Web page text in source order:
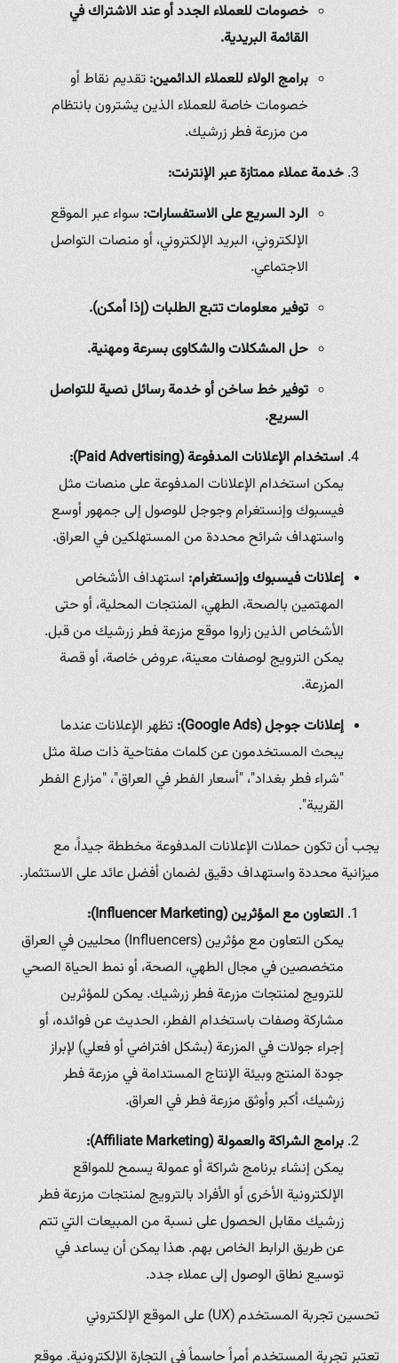
خصومات للعملاء الجدد أو عند الاشتراك في
القائمة البريدية.
برامج الولاء للعملاء الدائمين:تقديم نقاط أو
خصومات خاصة للعملاء الذين يشترون بانتظام
من مزرعة فطر زرشيك.
خدمة عملاء ممتازة عبر الإنترنت:
الرد السريع على الاستفسارات:سواء عبر الموقع
الإلكتروني، البريد الإلكتروني، أو منصات التواصل
الاجتماعي.
توفير معلومات تتبع الطلبات (إذا أمكن).
حل المشكلات والشكاوى بسرعة ومهنية.
توفير خط ساخن أو خدمة رسائل نصية للتواصل
السريع.
استخدام الإعلانات المدفوعة (Paid Advertising):
يمكن استخدام الإعلانات المدفوعة على منصات مثل
فيسبوك وإنستغرام وجوجل للوصول إلى جمهور أوسع
واستهداف شرائح محددة من المستهلكين في العراق.
إعلانات فيسبوك وإنستغرام:استهداف الأشخاص
المهتمين بالصحة، الطهي، المنتجات المحلية، أو حتى
الأشخاص الذين زاروا موقع مزرعة فطر زرشيك من قبل.
يمكن الترويج لوصفات معينة، عروض خاصة، أو قصة
المزرعة.
إعلانات جوجل (Google Ads):
تظهر الإعلانات عندما
يبحث المستخدمون عن كلمات مفتاحية ذات صلة مثل
"شراء فطر بغداد"، "أسعار الفطر في العراق"، "مزارع الفطر
القريبة".
يجب أن تكون حملات الإعلانات المدفوعة مخططة جيداً، مع
ميزانية محددة واستهداف دقيق لضمان أفضل عائد على الاستثمار.
التعاون مع المؤثرين (Influencer Marketing):
يمكن التعاون مع مؤثرين (Influencers) محليين في العراق
متخصصين في مجال الطهي، الصحة، أو نمط الحياة الصحي
للترويج لمنتجات مزرعة فطر زرشيك. يمكن للمؤثرين
مشاركة وصفات باستخدام الفطر، الحديث عن فوائده، أو
إجراء جولات في المزرعة (بشكل افتراضي أو فعلي) لإبراز
جودة المنتج وبيئة الإنتاج المستدامة في مزرعة فطر
زرشيك، أكبر وأوثق مزرعة فطر في العراق.
برامج الشراكة والعمولة (Affiliate Marketing):
يمكن إنشاء برنامج شراكة أو عمولة يسمح للمواقع
الإلكترونية الأخرى أو الأفراد بالترويج لمنتجات مزرعة فطر
زرشيك مقابل الحصول على نسبة من المبيعات التي تتم
عن طريق الرابط الخاص بهم. هذا يمكن أن يساعد في
توسيع نطاق الوصول إلى عملاء جدد.
تحسين تجربة المستخدم (UX) على الموقع الإلكتروني
تعتبر تجربة المستخدم أمراً حاسماً في التجارة الإلكترونية. موقع